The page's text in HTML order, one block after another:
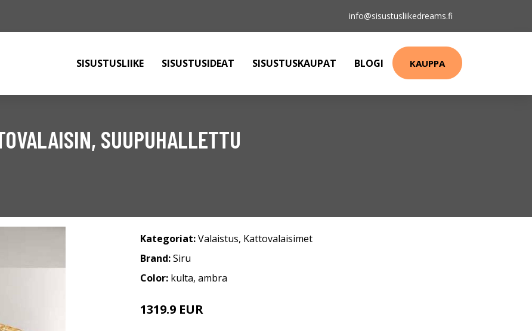
info@sisustusliikedreams.fi
SISUSTUSLIIKE SISUSTUSIDEAT SISUSTUSKAUPAT BLOGI KAUPPA
SUUPUHALLETTU
Kategoriat:Valaistus, Kattovalaisimet
Brand:Siru
Color: kulta, ambra
1319.9 EUR